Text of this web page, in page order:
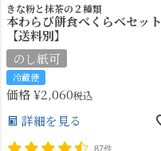
きな粉と抹茶の２種類
本わらび餅食べくらべセット
【送料別】
のし紙可
冷蔵便
価格¥2,060税込
詳細を見る
87件